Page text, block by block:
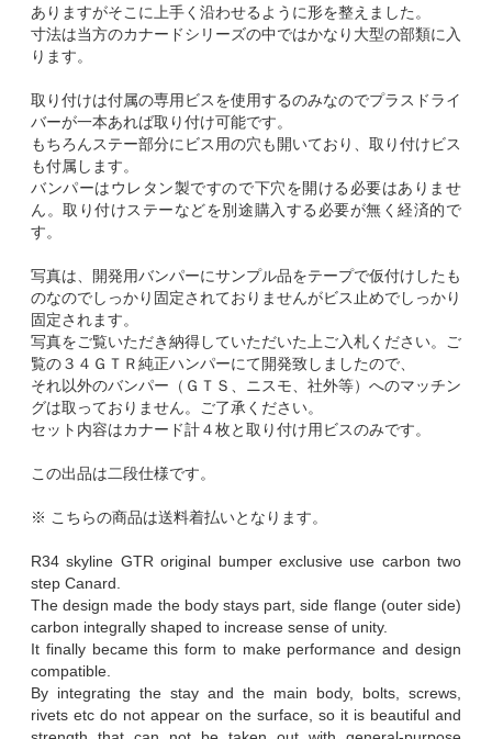
ありますがそこに上手く沿わせるように形を整えました。
寸法は当方のカナードシリーズの中ではかなり大型の部類に入
ります。
取り付けは付属の専用ビスを使用するのみなのでプラスドライ
バーが一本あれば取り付け可能です。
もちろんステー部分にビス用の穴も開いており、取り付けビス
も付属します。
バンパーはウレタン製ですので下穴を開ける必要はありませ
ん。取り付けステーなどを別途購入する必要が無く経済的で
す。
写真は、開発用バンパーにサンプル品をテープで仮付けしたも
のなのでしっかり固定されておりませんがビス止めでしっかり
固定されます。
写真をご覧いただき納得していただいた上ご入札ください。ご
覧の３４ＧＴＲ純正ハンパーにて開発致しましたので、
それ以外のバンパー（ＧＴＳ、ニスモ、社外等）へのマッチン
グは取っておりません。ご了承ください。
セット内容はカナード計４枚と取り付け用ビスのみです。
この出品は二段仕様です。
※ こちらの商品は送料着払いとなります。
R34 skyline GTR original bumper exclusive use carbon two
step Canard.
The design made the body stays part, side flange (outer side)
carbon integrally shaped to increase sense of unity.
It finally became this form to make performance and design
compatible.
By integrating the stay and the main body, bolts, screws,
rivets etc do not appear on the surface, so it is beautiful and